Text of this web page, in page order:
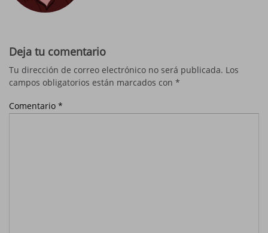
Deja tu comentario
Tu dirección de correo electrónico no será publicada. Los
campos obligatorios están marcados con *
Comentario *